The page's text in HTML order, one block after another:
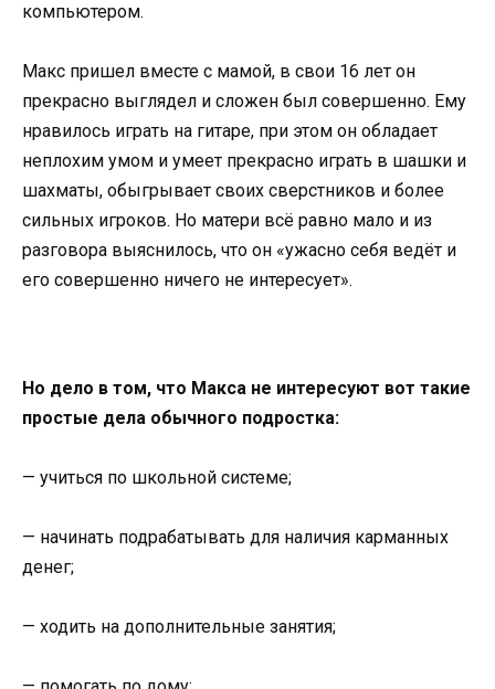
компьютером.
Макс пришел вместе с мамой, в свои 16 лет он
прекрасно выглядел и сложен был совершенно. Ему
нравилось играть на гитаре, при этом он обладает
неплохим умом и умеет прекрасно играть в шашки и
шахматы, обыгрывает своих сверстников и более
сильных игроков. Но матери всё равно мало и из
разговора выяснилось, что он «ужасно себя ведёт и
его совершенно ничего не интересует».
Но дело в том, что Макса не интересуют вот такие
простые дела обычного подростка:
— учиться по школьной системе;
— начинать подрабатывать для наличия карманных
денег;
— ходить на дополнительные занятия;